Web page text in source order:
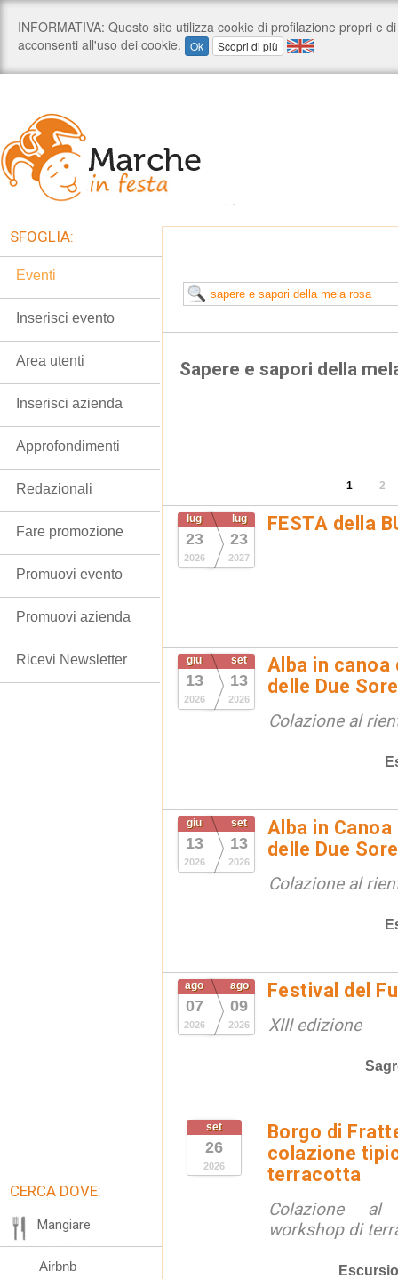
Sapere e sapori della
1 2
lug
23
2026
lug
23
2027
FESTA della
giu
13
2026
set
13
2026
Alba in canoa
delle Due
Colazione al
giu
13
2026
set
13
2026
Alba in
delle Due
Colazione al
ago
07
2026
ago
09
2026
Festival del
XIII edizione
set
26
2026
Borgo di
colazione
terracotta
Colazione al
workshop di
SFOGLIA:
Eventi
Inserisci evento
Area utenti
Inserisci azienda
Approfondimenti
Redazionali
Fare promozione
Promuovi evento
Promuovi azienda
Ricevi Newsletter
CERCA DOVE:
Mangiare
Airbnb